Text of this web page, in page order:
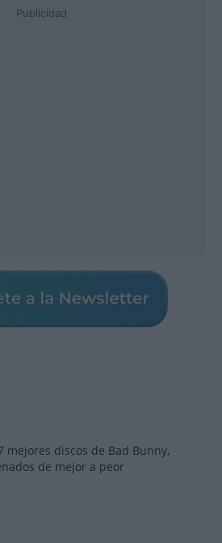
Publicidad
mejores discos de Bad Bunny,
de mejor a peor